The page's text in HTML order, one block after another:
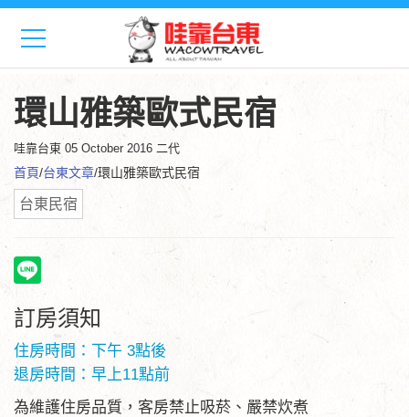
環山雅築歐式民宿
哇靠台東 05 October 2016 二代
首頁/台東文章/環山雅築歐式民宿
台東民宿
訂房須知
住房時間：下午 3點後
退房時間：早上11點前
為維護住房品質，客房禁止吸菸、嚴禁炊煮